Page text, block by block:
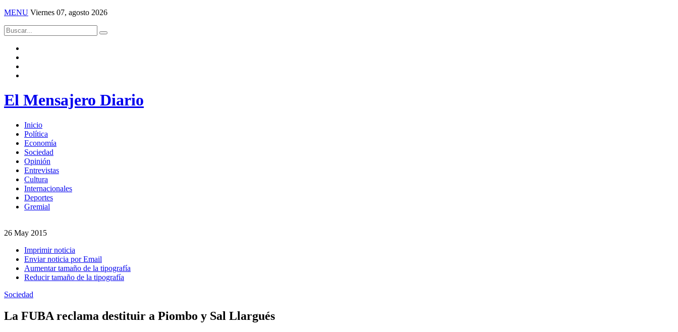
MENU Viernes 07, agosto 2026
El Mensajero Diario
Inicio
Política
Economía
Sociedad
Opinión
Entrevistas
Cultura
Internacionales
Deportes
Gremial
26 May 2015
Imprimir noticia
Enviar noticia por Email
Aumentar tamaño de la tipografía
Reducir tamaño de la tipografía
Sociedad
La FUBA reclama destituir a Piombo y Sal Llargués